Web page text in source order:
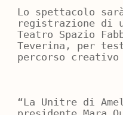
Lo spettacolo
registrazione di
Teatro Spazio
Teverina, per
percorso
“La Unitre di